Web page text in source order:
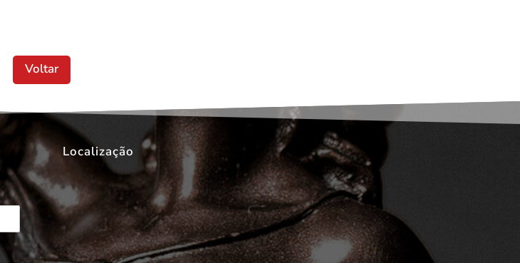
Voltar
Localização